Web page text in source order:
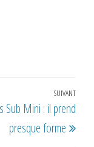
SUIVANT
Sub Mini : il prend
presque forme